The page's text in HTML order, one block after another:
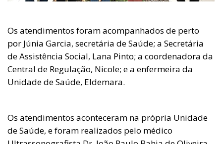
Os atendimentos foram acompanhados de perto
por Júnia Garcia, secretária de Saúde; a Secretária
de Assistência Social, Lana Pinto; a coordenadora da
Central de Regulação, Nicole; e a enfermeira da
Unidade de Saúde, Eldemara.
Os atendimentos aconteceram na própria Unidade
de Saúde, e foram realizados pelo médico